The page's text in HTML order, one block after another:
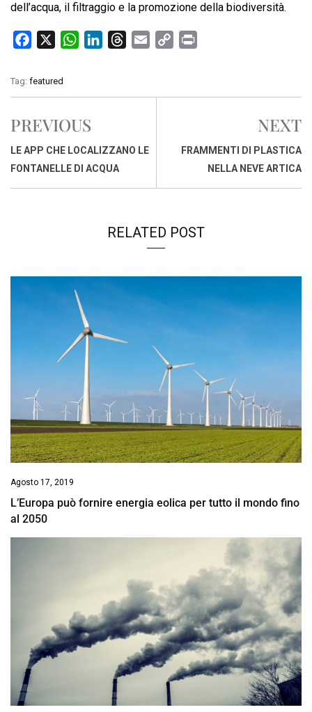
dell’acqua, il filtraggio e la promozione della biodiversità.
c
e
o
o
k
W
t
A
p
p
k
I
n
e
s
i
y
n
Tag: featured
PREVIOUS
LE APP CHE LOCALIZZANO LE
FONTANELLE DI ACQUA
NEXT
FRAMMENTI DI PLASTICA
NELLA NEVE ARTICA
RELATED POST
Agosto 17, 2019
L’Europa può fornire energia eolica per tutto il mondo fino
al 2050